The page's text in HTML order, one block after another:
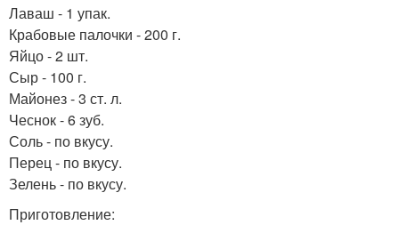
Лаваш - 1 упак.
Крабовые палочки - 200 г.
Яйцо - 2 шт.
Сыр - 100 г.
Майонез - 3 ст. л.
Чеснок - 6 зуб.
Соль - по вкусу.
Перец - по вкусу.
Зелень - по вкусу.
Приготовление: